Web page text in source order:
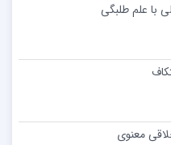
با علم طلبگی
معنوی